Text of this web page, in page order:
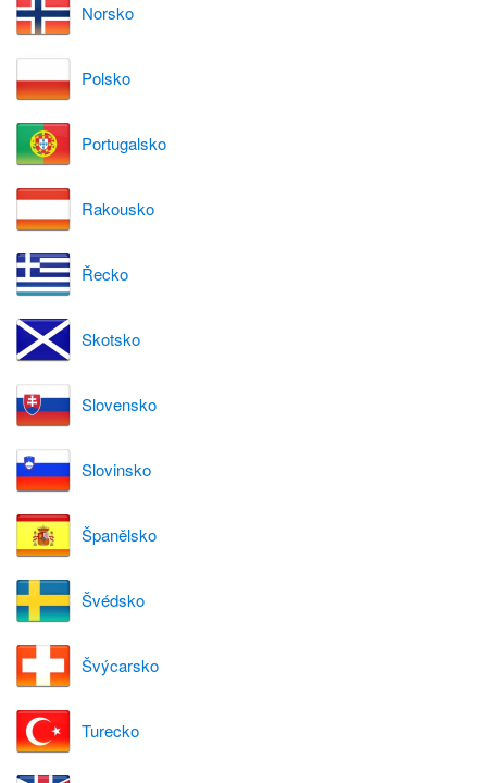
Norsko
Polsko
Portugalsko
Rakousko
Řecko
Skotsko
Slovensko
Slovinsko
Španělsko
Švédsko
Švýcarsko
Turecko